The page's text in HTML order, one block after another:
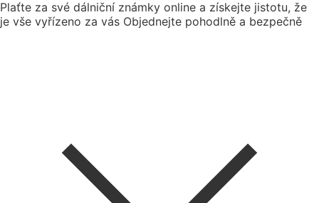
Plaťte za své dálniční známky online a získejte jistotu, že
je vše vyřízeno za vás Objednejte pohodlně a bezpečně